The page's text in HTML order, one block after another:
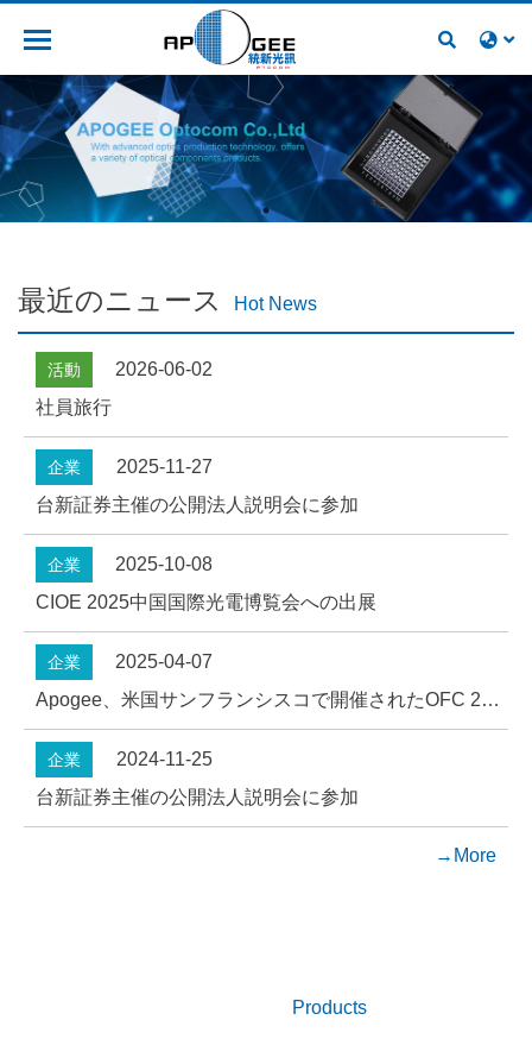
最近のニュース Hot News
2026-06-02
活動
社員旅行
2025-11-27
企業
台新証券主催の公開法人説明会に参加
2025-10-08
企業
CIOE 2025中国国際光電博覧会への出展
2025-04-07
企業
Apogee、米国サンフランシスコで開催されたOFC 2025に出展
2024-11-25
企業
台新証券主催の公開法人説明会に参加
→More
Products